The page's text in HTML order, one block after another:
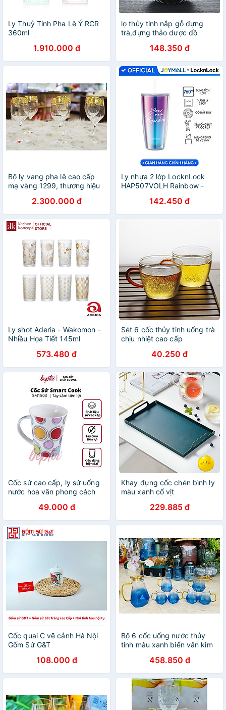
Ly Thuỷ Tinh Pha Lê Ý RCR
360ml
1.910.000 đ
lọ thủy tinh nắp gỗ đựng
trà,đựng thảo dược đồ
148.350 đ
Bộ ly vang pha lê cao cấp
mạ vàng 1299, thương hiệu
Hàng chính hãng
2.300.000 đ
Ly nhựa 2 lớp LocknLock
HAP507VOLH Rainbow -
cầu vồng142.450 đ
Ly shot Aderia - Wakomon -
Nhiều Họa Tiết 145ml
573.480 đ
Sét 6 cốc thủy tinh uống trà
chịu nhiệt cao cấp
40.250 đ
Cốc sứ cao cấp, ly sứ uống
nước hoa văn phong cách
tích 400ML Hàng chính
hãng
49.000 đ
Khay đựng cốc chén bình ly
màu xanh cổ vịt
229.885 đ
Cốc quai C vẽ cảnh Hà Nội
Gốm Sứ G&T
108.000 đ
Bộ 6 cốc uống nước thủy
tinh màu xanh biển vân kim
458.850 đ